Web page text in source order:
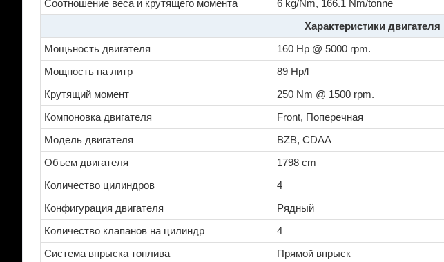
Соотношение веса и крутящего момента
6 kg/Nm, 166.1 Nm/tonne
Характеристики двигателя
Мощьность двигателя
160 Hp @ 5000 rpm.
Мощность на литр
89 Hp/l
Крутящий момент
250 Nm @ 1500 rpm.
Компоновка двигателя
Front, Поперечная
Модель двигателя
BZB, CDAA
Объем двигателя
1798 cm
Количество цилиндров
4
Конфигурация двигателя
Рядный
Количество клапанов на цилиндр
4
Система впрыска топлива
Прямой впрыск